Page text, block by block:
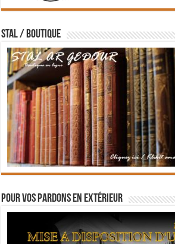
STAL / BOUTIQUE
Pour vos pardons en extérieur